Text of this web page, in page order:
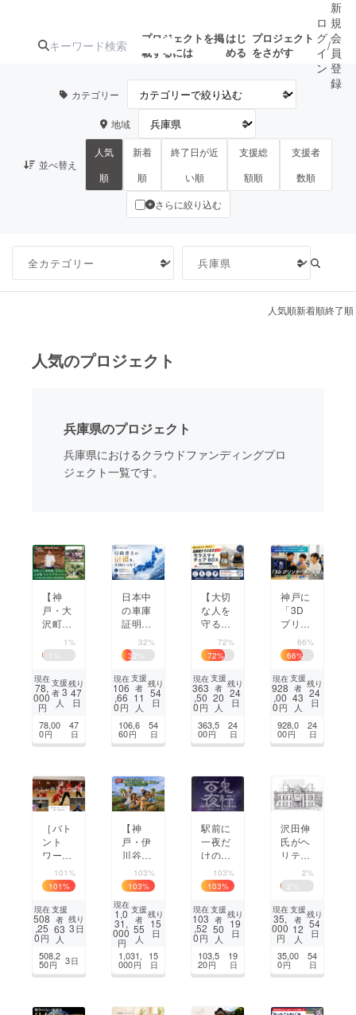
プロジェクトを掲
載するには
はじ
める
プロジェクト
をさがす
注目のリ
ターン
注目の新着プロ
ジェクト
募集終了が近いプ
ロジェクト
もうすぐ公開
されます
アート・写真
テクノロジー・ガジェット ゲーム・サ
CAMPFIRE for Social Good
CAMPFIREふるさと納税 machi-ya コミュニティ
ロ
グ
イ
ン
/
新
規
会
員
登
録
カテゴリー
地域
並べ替え
人気
順
新着
順
終了日が近
い順
支援総
額順
支援者
数順
さらに絞り込む
人気順新着順終了順
人気のプロジェクト
兵庫県のプロジェクト
兵庫県におけるクラウドファンディングプロ
ジェクト一覧です。
【神
戸・大
沢町】
放棄さ
れた葡
萄畑と
牛舎か
ら 人が
集うワ
リーへ
1%
1
現在
78,
000
円
支援
者3
人
残り
47
日
78,00
0円
47
日
日本中
の車庫
証明依
頼のプ
ロ集団
を作
る！
「ジバ
ギョー
ト」を
広めた
32%
32
現在
106
,66
0円
支援
者
11
人
残り
54
日
106,6
60円
54
日
【大切
な人を
守るた
めに】
避難所
のトイ
レ問題
解決
へ、学
業の挑
戦
72%
72%
現在
363
,50
0円
支援
者
20
人
残り
24
日
363,5
00円
24
日
神戸に
「3D
プリン
ター使
い放
題」が
できる
ものづ
くり交
をオー
プンし
66%
66%
現在
928
,00
0円
支援
者
43
人
残り
24
日
928,0
00円
24
日
［バト
ント
ワーリ
ング］
世界大
会出場
を応
援！2
選手が
舞台へ
101%
101%
現在
508
,25
0円
支援
者
63
人
残り
3日
508,2
50円 3日
【神
戸・伊
川谷】
プロ農
家とつ
くる体
験農園
で元気
に！
103%
103%
現在
1,0
31,
000
円
支援
者
55
人
残り
15
日
1,031,
000円
15
日
駅前に
一夜だ
けの異
世界
を！川
西能勢
口駅前
に現れ
る妖怪
百鬼夜
行
103%
103%
現在
103
,52
0円
支援
者
50
人
残り
19
日
103,5
20円
19
日
沢田伸
氏がヘ
リテー
ジと歩
み描い
た300
0枚の
建築・
風景
として
未来へ
2%
2
現在
35,
000
円
支援
者
12
人
残り
54
日
35,00
0円
54
日